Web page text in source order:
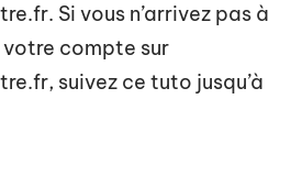
Si vous n’arrivez pas à
compte sur
suivez ce tuto jusqu’à